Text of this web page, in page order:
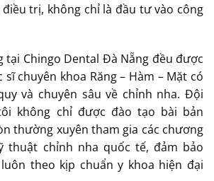
trị, không chỉ là đầu tư vào công
tại Chingo Dental Đà Nẵng đều được
chuyên khoa Răng – Hàm – Mặt có
và chuyên sâu về chỉnh nha. Đội
không chỉ được đào tạo bài bản
thường xuyên tham gia các chương
thuật chỉnh nha quốc tế, đảm bảo
theo kịp chuẩn y khoa hiện đại